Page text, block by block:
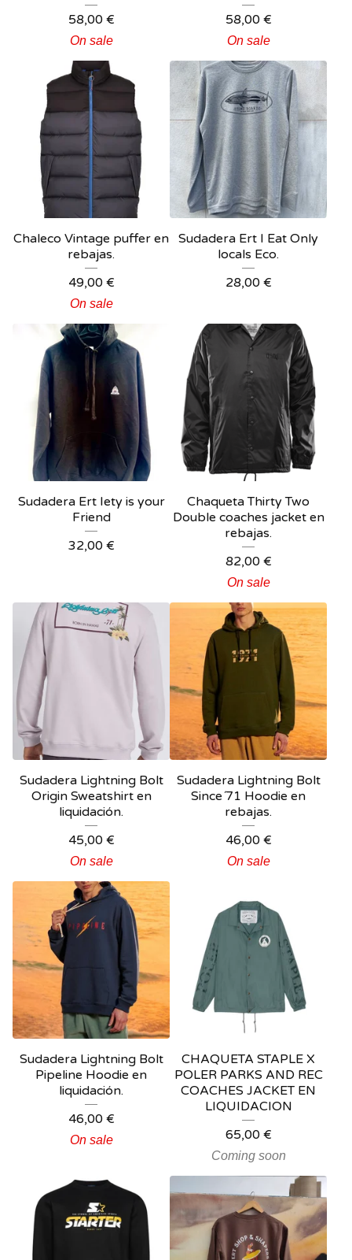
58,00 €
On sale
58,00 €
On sale
Chaleco Vintage puffer en
rebajas.
49,00 €
On sale
Sudadera Ert I Eat Only
locals Eco.
28,00 €
Sudadera Ert Iety is your
Friend
32,00 €
Chaqueta Thirty Two
Double coaches jacket en
rebajas.
82,00 €
On sale
Sudadera Lightning Bolt
Origin Sweatshirt en
liquidación.
45,00 €
On sale
Sudadera Lightning Bolt
Since´71 Hoodie en
rebajas.
46,00 €
On sale
Sudadera Lightning Bolt
Pipeline Hoodie en
liquidación.
46,00 €
On sale
CHAQUETA STAPLE X
POLER PARKS AND REC
COACHES JACKET EN
LIQUIDACION
65,00 €
Coming soon